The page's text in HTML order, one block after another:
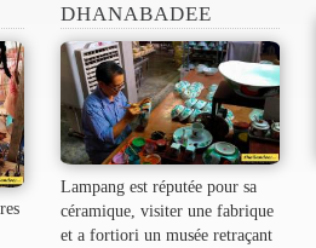
DHANABADEE
Lampang est réputée pour sa
céramique, visiter une fabrique
et a fortiori un musée retraçant